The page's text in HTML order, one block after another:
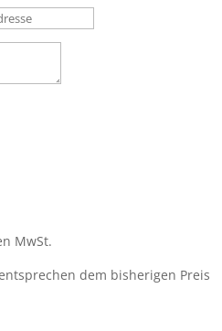
MwSt.
dem bisherigen Preis